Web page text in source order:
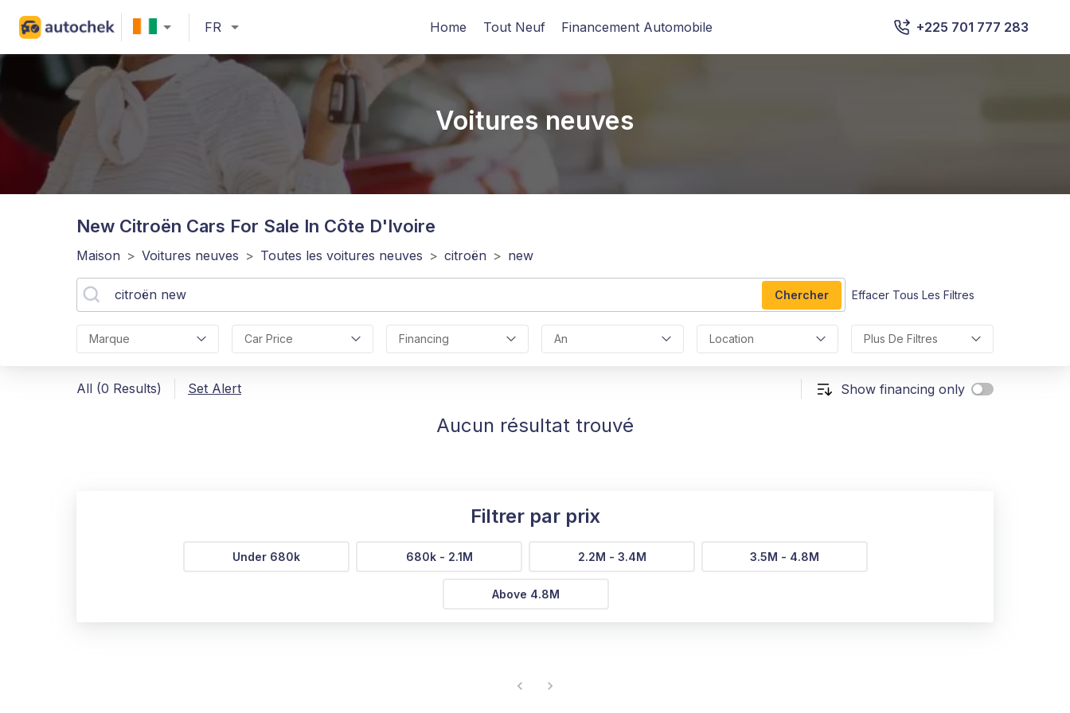
FR Home Tout Neuf Financement Automobile +225 701 777 283
Voitures neuves
New Citroën Cars For Sale In Côte D'Ivoire
Maison > Voitures neuves > Toutes les voitures neuves > citroën > new
Chercher Effacer Tous Les Filtres
Marque Car Price Financing An Location Plus De Filtres
All (0 Results) Set Alert Show financing only
Aucun résultat trouvé
Filtrer par prix
Under 680k 680k - 2.1M 2.2M - 3.4M 3.5M - 4.8M
Above 4.8M